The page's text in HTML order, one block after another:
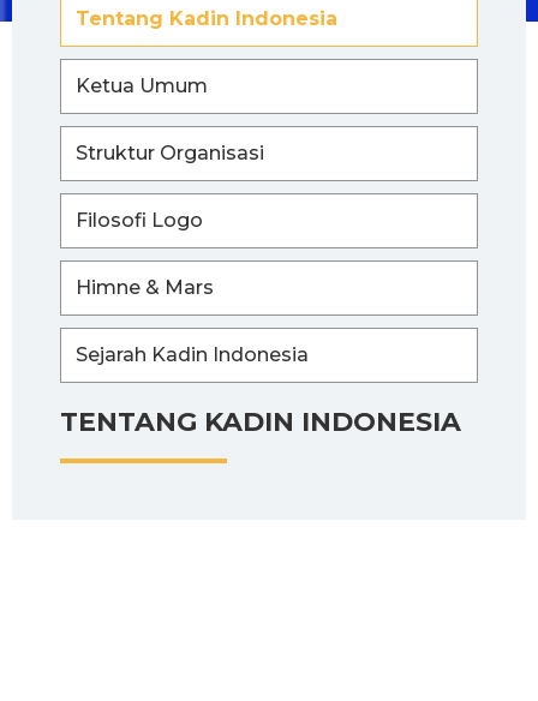
TENTANG KADIN INDONESIA
Tentang Kadin Indonesia
Ketua Umum
Struktur Organisasi
Filosofi Logo
Himne & Mars
Sejarah Kadin Indonesia